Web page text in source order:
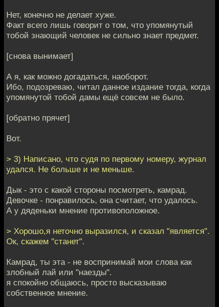
Нет, конечно не делает хуже.
Факт всего лишь говорит о том, что упомянутый
тобой знающий человек не сильно знает предмет.
[снова вынимает]
А я, как можно догадаться, наоборот.
Ибо, подозреваю, читал данное издание тогда, когда
упомянутой тобой дамы ещё совсем не было.
[обратно прячет]
Вот.
> 3) Написано, что судя по первому номеру, журнал
удался. Не больше и не меньше.
Дык - это с какой стороны посмотреть, камрад.
Девочке - понравилось, она считает, что удалось.
А у дяденьки мнение противоположное.
> Хорошо,я неточно выразился, и сказал "является".
Ок, скажем "станет".
Камрад, ты эта - не воспринимай мои слова как
злобный лай или "наезды".
я спокойно общаюсь, просто высказываю
собственное мнение.